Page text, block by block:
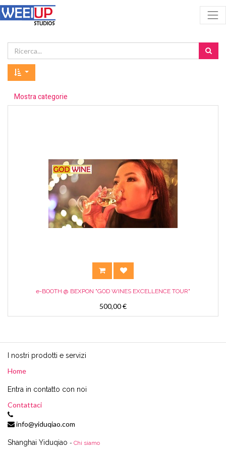
Mostra categorie
e-BOOTH @ BEXPON "GOD WINES EXCELLENCE TOUR"
500,00€
I nostri prodotti e servizi
Home
Entra in contatto con noi
Contattaci
info@yiduqiao.com
Shanghai Yiduqiao - Chi siamo